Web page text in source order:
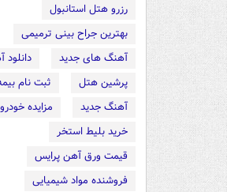
رزرو هتل استانبول
بهترین جراح بینی ترمیمی
آهنگ های جدید
پرشین هتل
ثبت نام
آهنگ جدید
مزایده خودرو
خرید بلیط استخر
قیمت ورق آهن پرایس
فروشنده مواد شیمیایی